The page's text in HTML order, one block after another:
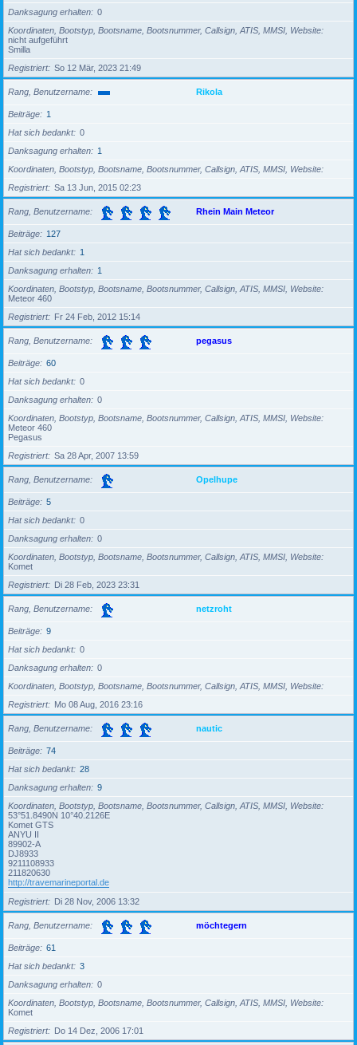
Danksagung erhalten
0
Koordinaten, Bootstyp, Bootsname, Bootsnummer, Callsign, ATIS, MMSI, Website
nicht aufgeführt
Smilla
Registriert
So 12 Mär, 2023 21:49
Rang, Benutzername Rikola
Beiträge
1
Hat sich bedankt
0
Danksagung erhalten
1
Koordinaten, Bootstyp, Bootsname, Bootsnummer, Callsign, ATIS, MMSI, Website
Registriert
Sa 13 Jun, 2015 02:23
Rang, Benutzername Rhein Main Meteor
Beiträge
127
Hat sich bedankt
1
Danksagung erhalten
1
Koordinaten, Bootstyp, Bootsname, Bootsnummer, Callsign, ATIS, MMSI, Website
Meteor 460
Registriert
Fr 24 Feb, 2012 15:14
Rang, Benutzername pegasus
Beiträge
60
Hat sich bedankt
0
Danksagung erhalten
0
Koordinaten, Bootstyp, Bootsname, Bootsnummer, Callsign, ATIS, MMSI, Website
Meteor 460
Pegasus
Registriert
Sa 28 Apr, 2007 13:59
Rang, Benutzername Opelhupe
Beiträge
5
Hat sich bedankt
0
Danksagung erhalten
0
Koordinaten, Bootstyp, Bootsname, Bootsnummer, Callsign, ATIS, MMSI, Website
Komet
Registriert
Di 28 Feb, 2023 23:31
Rang, Benutzername netzroht
Beiträge
9
Hat sich bedankt
0
Danksagung erhalten
0
Koordinaten, Bootstyp, Bootsname, Bootsnummer, Callsign, ATIS, MMSI, Website
Registriert
Mo 08 Aug, 2016 23:16
Rang, Benutzername nautic
Beiträge
74
Hat sich bedankt
28
Danksagung erhalten
9
Koordinaten, Bootstyp, Bootsname, Bootsnummer, Callsign, ATIS, MMSI, Website
53°51.8490N 10°40.2126E
Komet GTS
ANYU II
89902-A
DJ8933
9211108933
211820630
http://travemarineportal.de
Registriert
Di 28 Nov, 2006 13:32
Rang, Benutzername möchtegern
Beiträge
61
Hat sich bedankt
3
Danksagung erhalten
0
Koordinaten, Bootstyp, Bootsname, Bootsnummer, Callsign, ATIS, MMSI, Website
Komet
Registriert
Do 14 Dez, 2006 17:01